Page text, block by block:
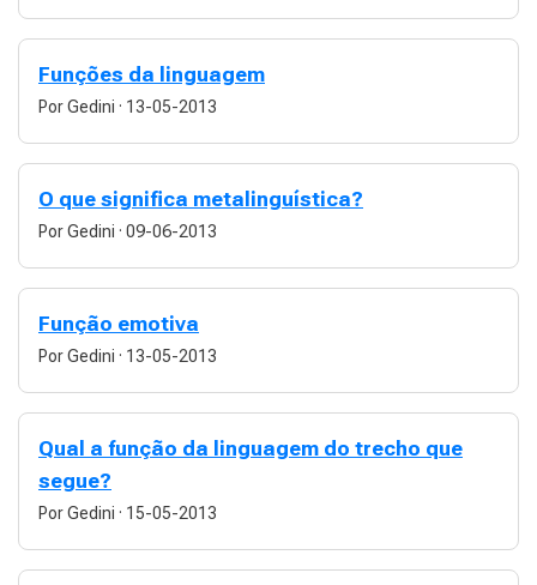
Funções da linguagem
Por Gedini · 13-05-2013
O que significa metalinguística?
Por Gedini · 09-06-2013
Função emotiva
Por Gedini · 13-05-2013
Qual a função da linguagem do trecho que
segue?
Por Gedini · 15-05-2013